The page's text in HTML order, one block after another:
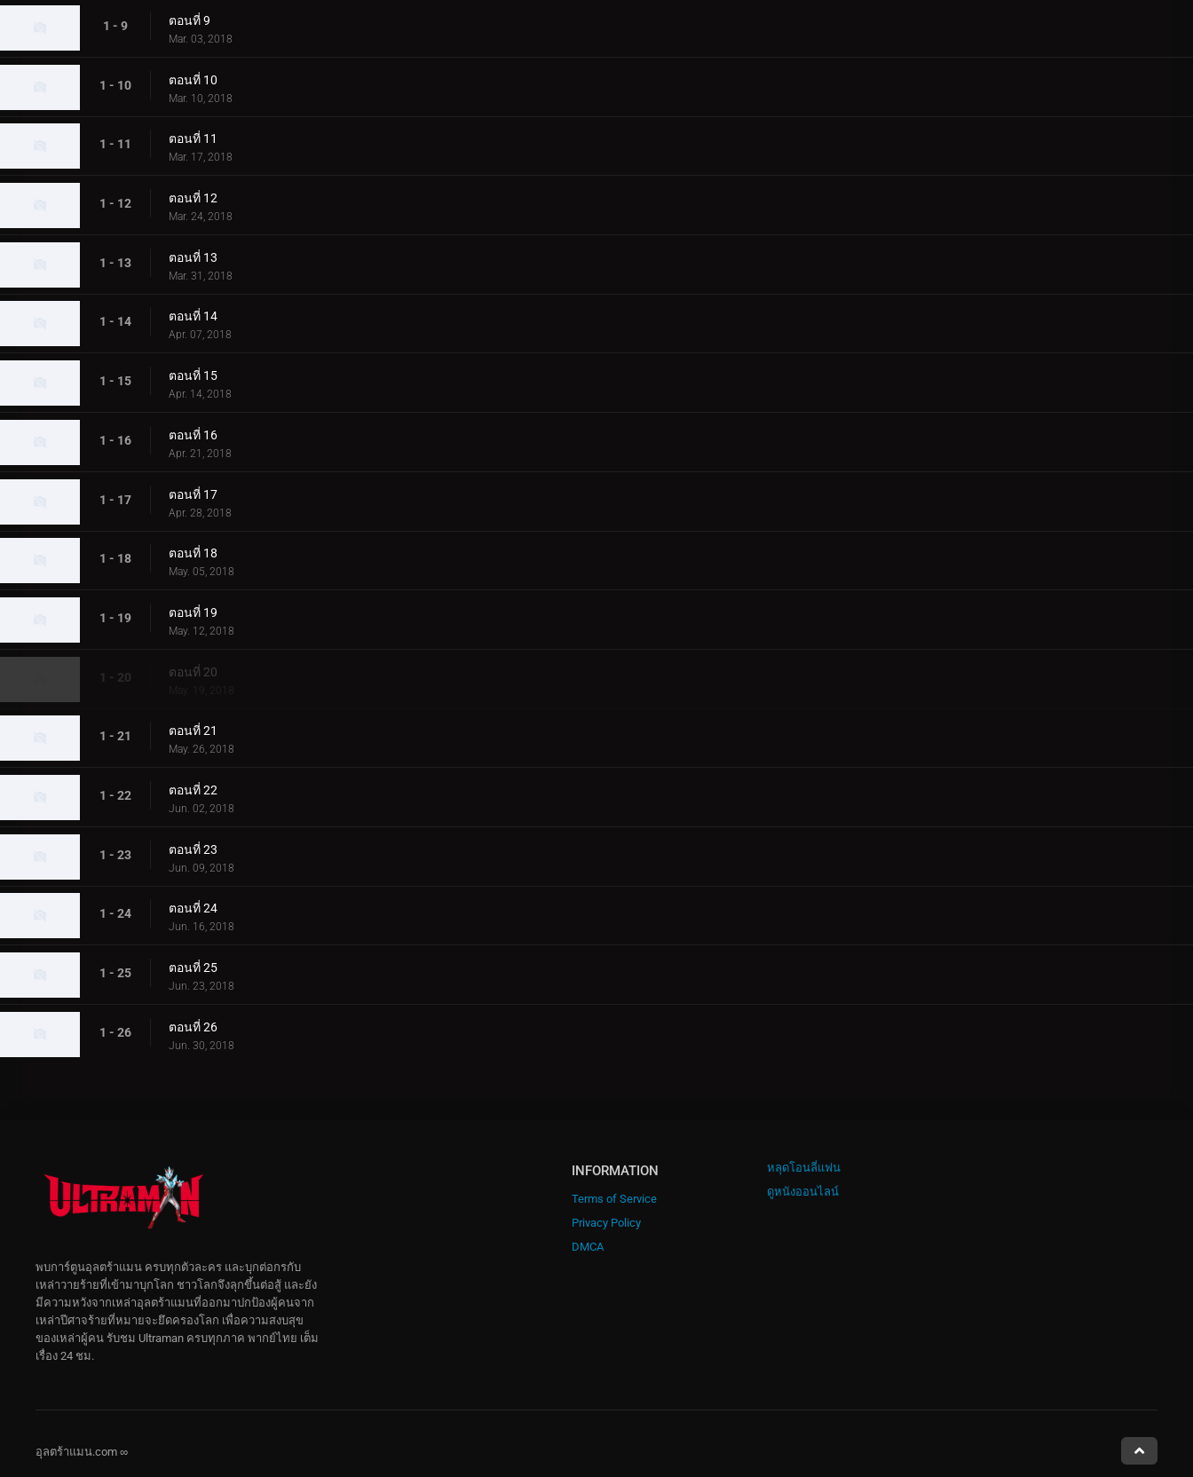
1 - 9 ตอนที่ 9
Mar. 03, 2018
1 - 10 ตอนที่ 10
Mar. 10, 2018
1 - 11 ตอนที่ 11
Mar. 17, 2018
1 - 12 ตอนที่ 12
Mar. 24, 2018
1 - 13 ตอนที่ 13
Mar. 31, 2018
1 - 14 ตอนที่ 14
Apr. 07, 2018
1 - 15 ตอนที่ 15
Apr. 14, 2018
1 - 16 ตอนที่ 16
Apr. 21, 2018
1 - 17 ตอนที่ 17
Apr. 28, 2018
1 - 18 ตอนที่ 18
May. 05, 2018
1 - 19 ตอนที่ 19
May. 12, 2018
1 - 20 ตอนที่ 20
May. 19, 2018
1 - 21 ตอนที่ 21
May. 26, 2018
1 - 22 ตอนที่ 22
Jun. 02, 2018
1 - 23 ตอนที่ 23
Jun. 09, 2018
1 - 24 ตอนที่ 24
Jun. 16, 2018
1 - 25 ตอนที่ 25
Jun. 23, 2018
1 - 26 ตอนที่ 26
Jun. 30, 2018
INFORMATION
Terms of Service
Privacy Policy
DMCA
หลุดโอนลี่แฟน
ดูหนังออนไลน์
พบการ์ตูนอุลตร้าแมน ครบทุกตัวละคร และบุกต่อกรกับ
เหล่าวายร้ายที่เข้ามาบุกโลก ชาวโลกจึงลุกขึ้นต่อสู้ และยัง
มีความหวังจากเหล่าอุลตร้าแมนที่ออกมาปกป้องผู้คนจาก
เหล่าปีศาจร้ายที่หมายจะยึดครองโลก เพื่อความสงบสุข
ของเหล่าผู้คน รับชม Ultraman ครบทุกภาค พากย์ไทย เต็ม
เรื่อง 24 ชม.
อุลตร้าแมน.com ∞